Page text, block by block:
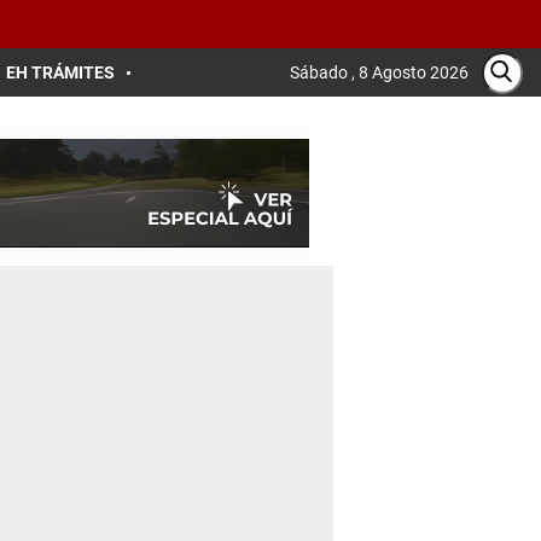
EH TRÁMITES Sábado , 8 Agosto 2026